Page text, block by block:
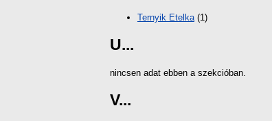
Ternyik Etelka(1)
U...
nincsen adat ebben a szekcióban.
V...